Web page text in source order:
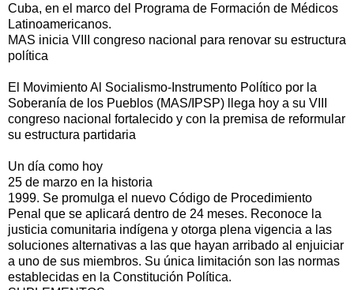
Cuba, en el marco del Programa de Formación de Médicos
Latinoamericanos.
MAS inicia VIII congreso nacional para renovar su estructura
política
El Movimiento Al Socialismo-Instrumento Político por la
Soberanía de los Pueblos (MAS/IPSP) llega hoy a su VIII
congreso nacional fortalecido y con la premisa de reformular
su estructura partidaria
Un día como hoy
25 de marzo en la historia
1999. Se promulga el nuevo Código de Procedimiento
Penal que se aplicará dentro de 24 meses. Reconoce la
justicia comunitaria indígena y otorga plena vigencia a las
soluciones alternativas a las que hayan arribado al enjuiciar
a uno de sus miembros. Su única limitación son las normas
establecidas en la Constitución Política.